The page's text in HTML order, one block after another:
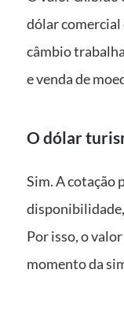
dólar comercial
câmbio
e venda de
O dólar
Sim. A cotação
Por isso, o
momento da